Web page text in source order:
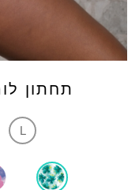
תחתון
L